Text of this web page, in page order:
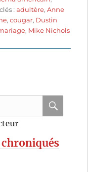
:adultère,Anne
,cougar, Dustin
, Mike Nichols